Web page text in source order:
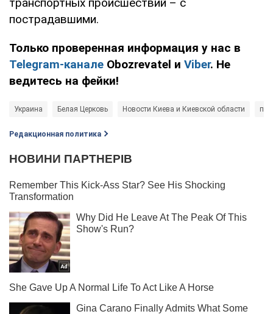
пострадавшими.
Только проверенная информация у нас в
Telegram-канале Obozrevatel и Viber. Не
ведитесь на фейки!
Украина Белая Церковь Новости Киева и Киевской области
Редакционная политика